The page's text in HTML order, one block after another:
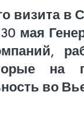
визита в
мая
на
во